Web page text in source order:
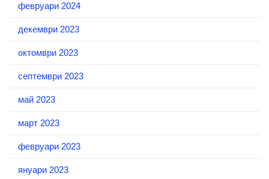
февруари 2024
декември 2023
октомври 2023
септември 2023
май 2023
март 2023
февруари 2023
януари 2023